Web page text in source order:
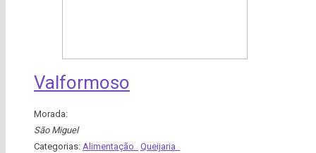
Valformoso
Morada:
São Miguel
Categorias: Alimentação Queijaria